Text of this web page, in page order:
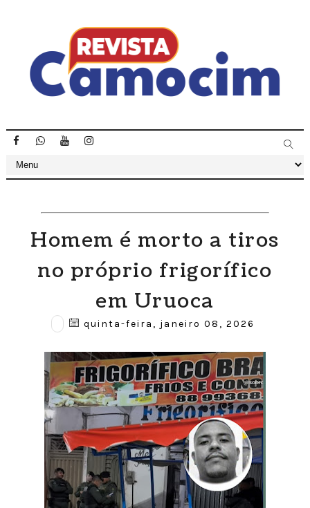
Homem é morto a tiros
no próprio frigorífico
em Uruoca
quinta-feira, janeiro 08, 2026